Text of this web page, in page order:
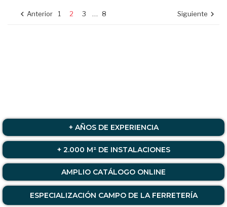
 Anterior 1 2 3 … 8 Siguiente 
+ AÑOS DE EXPERIENCIA
+ 2.000 M² DE INSTALACIONES
AMPLIO CATÁLOGO ONLINE
ESPECIALIZACIÓN CAMPO DE LA FERRETERÍA